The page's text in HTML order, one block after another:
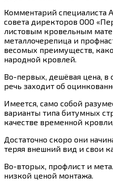
Комментарий специалиста
совета директоров ООО
листовым кровельным
металлочерепица и
весомых преимуществ,
народной кровлей.
Во-первых, дешёвая цена, в
речь заходит об
Имеется, само собой
варианты типа битумных
качестве временной
Достаточно скоро они
теряя внешний вид и свои
Во-вторых, профлист и
низкой ценой монтажа.